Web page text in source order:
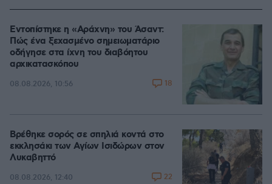
Εντοπίστηκε η «Αράχνη» του Άσαντ:
Πώς ένα ξεχασμένο σημειωματάριο
οδήγησε στα ίχνη του διαβόητου
αρχικατασκόπου
08.08.2026, 10:56 18
Βρέθηκε σορός σε σπηλιά κοντά στο
εκκλησάκι των Αγίων Ισιδώρων στον
Λυκαβηττό
08.08.2026, 12:40 22